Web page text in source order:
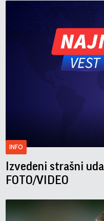
INFO
Izvedeni strašni
FOTO/VIDEO